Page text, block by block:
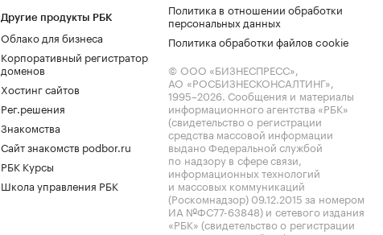
Другие продукты РБК
Облако для бизнеса
Корпоративный регистратор
доменов
Хостинг сайтов
Рег.решения
Знакомства
Сайт знакомств podbor.ru
РБК Курсы
Школа управления РБК
Политика в отношении обработки
персональных данных
Политика обработки файлов cookie
© ООО «БИЗНЕСПРЕСС»,
АО «РОСБИЗНЕСКОНСАЛТИНГ»,
1995–2026. Сообщения и материалы
информационного агентства «РБК»
(свидетельство о регистрации
средства массовой информации
выдано Федеральной службой
по надзору в сфере связи,
информационных технологий
и массовых коммуникаций
(Роскомнадзор) 09.12.2015 за номером
ИА №ФС77-63848) и сетевого издания
«РБК» (свидетельство о регистрации